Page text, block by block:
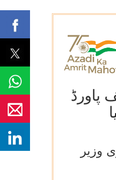
پاورڈ
وزیر